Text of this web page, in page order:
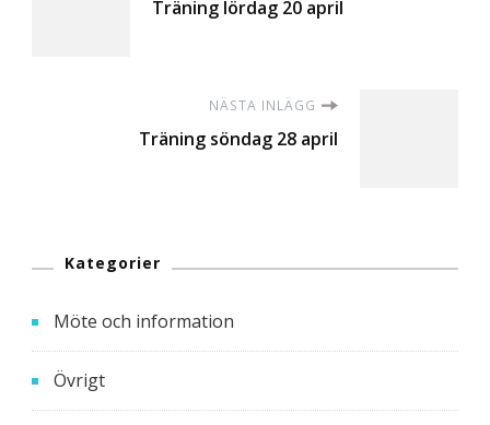
Träning lördag 20 april
NÄSTA INLÄGG
Träning söndag 28 april
Kategorier
Möte och information
Övrigt